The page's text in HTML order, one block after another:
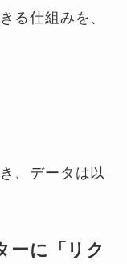
る仕組みを、
、データは以
ーに「リク